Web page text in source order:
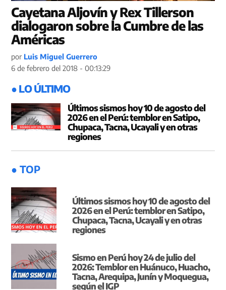
Cayetana Aljovín y Rex Tillerson
dialogaron sobre la Cumbre de las
Américas
por Luis Miguel Guerrero
6 de febrero del 2018 - 00:13:29
● LO ÚLTIMO
Últimos sismos hoy 10 de agosto del
2026 en el Perú: temblor en Satipo,
Chupaca, Tacna, Ucayali y en otras
regiones
● TOP
Últimos sismos hoy 10 de agosto del
2026 en el Perú: temblor en Satipo,
Chupaca, Tacna, Ucayali y en otras
regiones
Sismo en Perú hoy 24 de julio del
2026: Temblor en Huánuco, Huacho,
Tacna, Arequipa, Junín y Moquegua,
según el IGP